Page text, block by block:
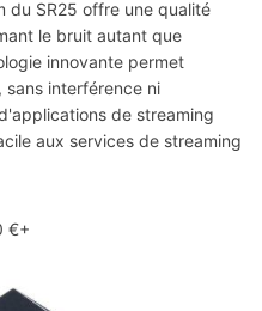
du SR25 offre une qualité
le bruit autant que
innovante permet
sans interférence ni
de streaming
aux services de streaming
€+